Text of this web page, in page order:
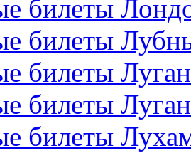
билеты
билеты
билеты
билеты
билеты